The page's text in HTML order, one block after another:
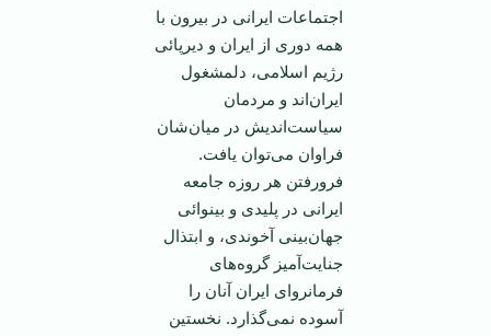
اجتماعات ايرانی در بيرون با
همه دوری از ايران و ديرپائی
رژيم اسلامی، دلمشغول
ايران‌اند و مردمان
سياست‌انديش در ميان‌شان
فراوان می‌توان يافت.
فرورفتن هر روزه جامعه
ايرانی در پليدی و بينوائی
جهان‌بينی آخوندی، و ابتذال
جنايت‌آميز گروه‌های
فرمانروای ايران آنان را
آسوده نمی‌گذارد. نخستين